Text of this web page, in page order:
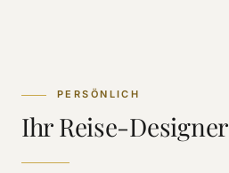
PERSÖNLICH
Ihr Reise-Designer